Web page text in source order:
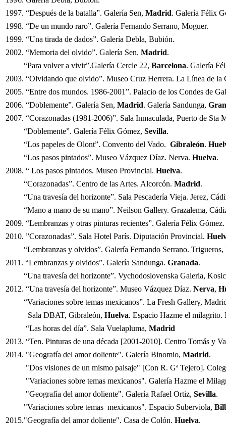
1997. “Después de la batalla”. Galería Sen, Madrid. Galería Félix
1998. “De un mundo raro”. Galería Fernando Serrano, Moguer.
1999. “Una tirada de dados”. Galería Debla, Bubión.
2002. “Memoria del olvido”. Galería Sen. Madrid.
“Para volver a vivir”.Galería Cercle 22, Barcelona. Galería
2003. “Olvidando que olvido”. Museo Cruz Herrera. La Línea de la
2005. “Entre dos mundos. 1986-2001”. Palacio de los Condes de
2006. “Doblemente”. Galería Sen, Madrid. Galería Sandunga,
2007. “Corazonadas (1981-2006)”. Sala Inmaculada, Puerto de Sta
“Doblemente”. Galería Félix Gómez, Sevilla.
“Los papeles de Olont”. Convento del Vado. Gibraleón.
“Los pasos pintados”. Museo Vázquez Díaz. Nerva. Huelva.
2008. “ Los pasos pintados. Museo Provincial. Huelva.
“Corazonadas”. Centro de las Artes. Alcorcón. Madrid.
“Una travesía del horizonte”. Sala Pescadería Vieja. Jerez,
“Mano a mano de su mano”. Neilson Gallery. Grazalema,
2009. “Lembranzas y otras pinturas recientes”. Galería Félix Gómez.
2010. ”Corazonadas”. Sala Hotel París. Diputación Provincial.
“Lembranzas y olvidos”. Galería Fernando Serrano. Trigueros,
2011. “Lembranzas y olvidos”. Galería Sandunga. Granada.
“Una travesía del horizonte”. Vychodoslovenska Galeria,
2012. “Una travesía del horizonte”. Museo Vázquez Díaz. Nerva,
“Variaciones sobre temas mexicanos”. La Fresh Gallery,
Sala DBAT, Gibraleón, Huelva. Espacio Hazme el
“Las horas del día”. Sala Vuelapluma, Madrid
2013. “Ten. Pinturas de una década [2001-2010]. Centro Tomás y
2014. "Geografía del amor doliente". Galería Binomio, Madrid.
"Dos visiones de un mismo paisaje" [Con R. Gª Tejero].
"Variaciones sobre temas mexicanos". Galería Hazme el
"Geografía del amor doliente". Galería Rafael Ortiz, Sevilla.
"Variaciones sobre temas mexicanos". Espacio Suberviola,
2015."Geografía del amor doliente". Casa de Colón. Huelva.